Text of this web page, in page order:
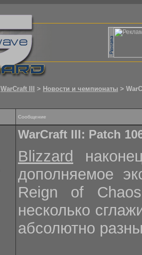
WarCraft III > Новости и чемпионаты >
Сообщение
WarCraft III: Patch
Blizzard
дополняемое
Reign of
несколько
абсолютно